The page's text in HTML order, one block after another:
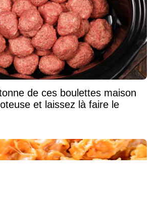
de ces boulettes maison
et laissez là faire le